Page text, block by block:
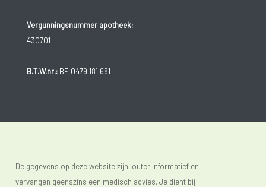
Vergunningsnummer apotheek:
430701
B.T.W.nr.:BE 0479.181.681
De gegevens op deze website zijn louter informatief en
vervangen geenszins een medisch advies. Je dient bij